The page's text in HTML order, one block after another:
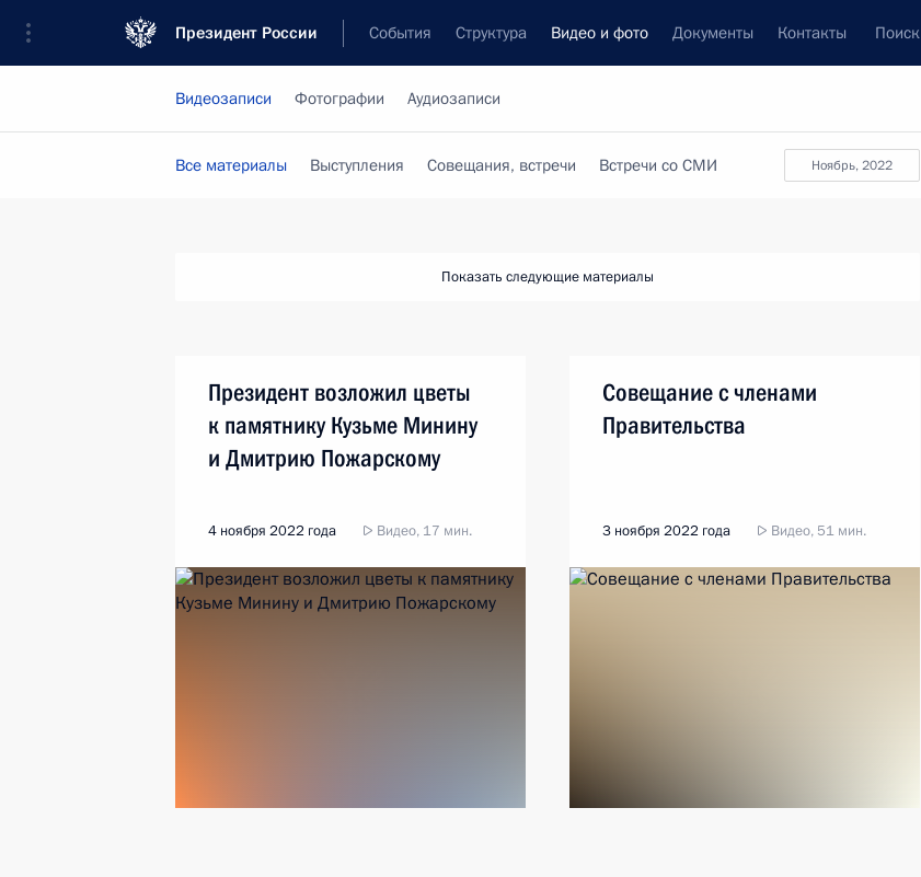
Президент России События Структура Видео и фото Документы Контакты Поиск
Видеозаписи Фотографии Аудиозаписи
ноябрь, 2022
Все материалы Выступления Совещания, встречи Встречи со СМИ
Показать следующие материалы
Президент возложил цветы
к памятнику Кузьме Минину
и Дмитрию Пожарскому
4 ноября 2022 года Видео, 17 мин.
Совещание с членами
Правительства
3 ноября 2022 года Видео, 51 мин.